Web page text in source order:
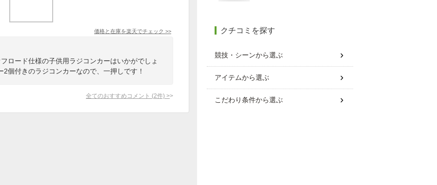
価格と在庫を楽天でチェック >>
ロード仕様の子供用ラジコンカーはいかがでしょ
個付きのラジコンカーなので、一押しです！
全てのおすすめコメント (2件) >
クチコミを探す
競技・シーンから選ぶ
アイテムから選ぶ
こだわり条件から選ぶ